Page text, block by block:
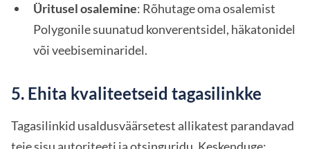
Üritusel osalemine: Rõhutage oma osalemist
Polygonile suunatud konverentsidel, häkatonidel
või veebiseminaridel.
5. Ehita kvaliteetseid tagasilinkke
Tagasilinkid usaldusväärsetest allikatest parandavad